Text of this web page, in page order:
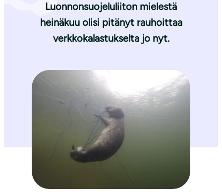
Luonnonsuojeluliiton mielestä
heinäkuu olisi pitänyt rauhoittaa
verkkokalastukselta jo nyt.